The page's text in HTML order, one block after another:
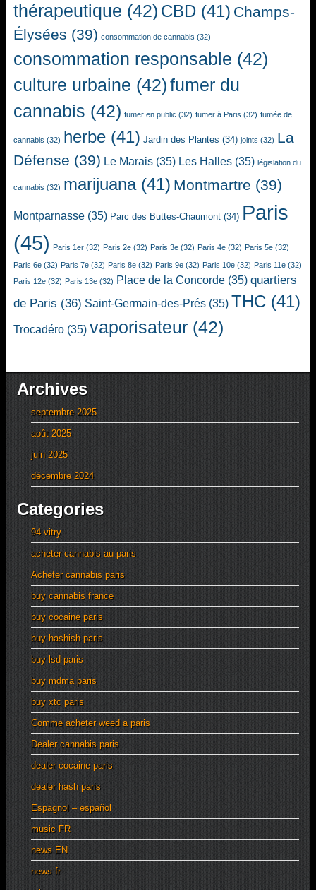
thérapeutique (42) CBD (41) Champs-
Élysées (39) consommation de cannabis (32)
consommation responsable (42)
culture urbaine (42)fumer du
cannabis (42) fumer en public (32) fumer à Paris (32) fumée de
cannabis (32) herbe (41) Jardin des Plantes (34) joints (32) La
Défense (39) Le Marais (35) Les Halles (35) législation du
cannabis (32) marijuana(41) Montmartre (39)
Montparnasse (35) Parc des Buttes-Chaumont (34) Paris
(45) Paris 1er (32) Paris 2e (32) Paris 3e (32) Paris 4e (32) Paris 5e (32)
Paris 6e (32) Paris 7e (32) Paris 8e (32) Paris 9e (32) Paris 10e (32) Paris 11e (32)
Paris 12e (32) Paris 13e (32) Place de la Concorde (35) quartiers
de Paris (36) Saint-Germain-des-Prés (35) THC (41)
Trocadéro (35) vaporisateur (42)
Archives
septembre 2025
août 2025
juin 2025
décembre 2024
Categories
94 vitry
acheter cannabis au paris
Acheter cannabis paris
buy cannabis france
buy cocaine paris
buy hashish paris
buy lsd paris
buy mdma paris
buy xtc paris
Comme acheter weed a paris
Dealer cannabis paris
dealer cocaine paris
dealer hash paris
Espagnol – español
music FR
news EN
news fr